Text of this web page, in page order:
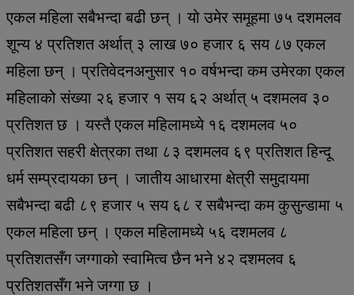
एकल महिला सबैभन्दा बढी छन् । यो उमेर समूहमा ७५ दशमलव
शून्य ४ प्रतिशत अर्थात् ३ लाख ७० हजार ६ सय ८७ एकल
महिला छन् । प्रतिवेदनअनुसार १० वर्षभन्दा कम उमेरका एकल
महिलाको संख्या २६ हजार १ सय ६२ अर्थात् ५ दशमलव ३०
प्रतिशत छ । यस्तै एकल महिलामध्ये १६ दशमलव ५०
प्रतिशत सहरी क्षेत्रका तथा ८३ दशमलव ६९ प्रतिशत हिन्दू
धर्म सम्प्रदायका छन् । जातीय आधारमा क्षेत्री समुदायमा
सबैभन्दा बढी ८९ हजार ५ सय ६८ र सबैभन्दा कम कुसुन्डामा ५
एकल महिला छन् । एकल महिलामध्ये ५६ दशमलव ८
प्रतिशतसँग जग्गाको स्वामित्व छैन भने ४२ दशमलव ६
प्रतिशतसँग भने जग्गा छ ।